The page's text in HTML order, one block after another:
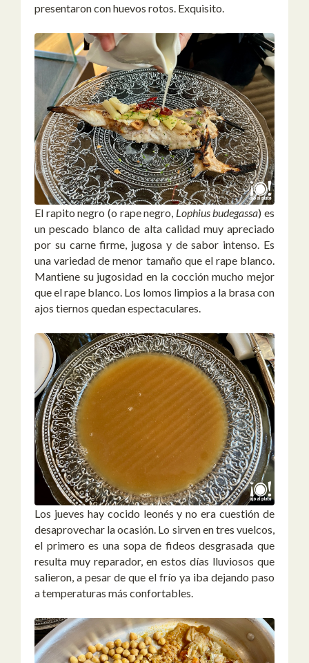
presentaron con huevos rotos. Exquisito.
El rapito negro (o rape negro, Lophius budegassa) es
un pescado blanco de alta calidad muy apreciado
por su carne firme, jugosa y de sabor intenso. Es
una variedad de menor tamaño que el rape blanco.
Mantiene su jugosidad en la cocción mucho mejor
que el rape blanco. Los lomos limpios a la brasa con
ajos tiernos quedan espectaculares.
Los jueves hay cocido leonés y no era cuestión de
desaprovechar la ocasión. Lo sirven en tres vuelcos,
el primero es una sopa de fideos desgrasada que
resulta muy reparador, en estos días lluviosos que
salieron, a pesar de que el frío ya iba dejando paso
a temperaturas más confortables.